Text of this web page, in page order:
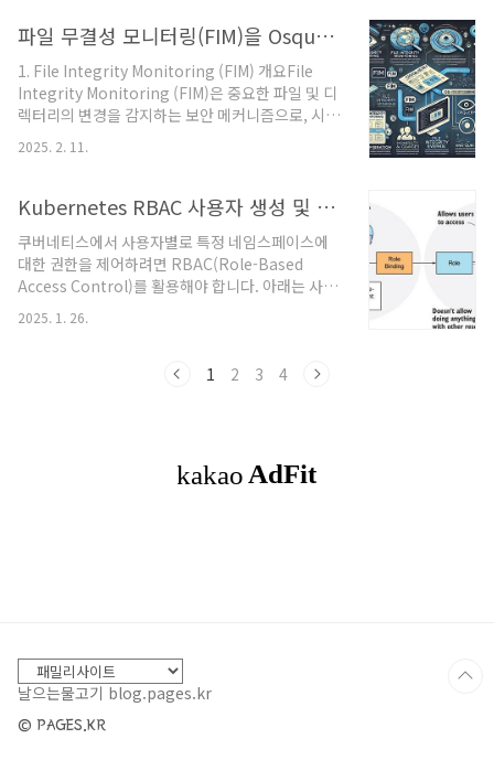
기록Binary Log (binlog)데이터 변경 사항을 기
록하여 복구 및 복제를 지원Relay Log레플리케이
션(slave) 서버에서 binlog를 받아 처리하는 로그
Audit LogMySQL Enterprise Edition에서 제공
하는 사용자 활동 감시 로그Performance
SchemaMySQL 서버 내부의 실행 통계를 수집하
파일 무결성 모니터링(FIM)을 Osquery 통해 완벽한 이벤트 탐지 활용
1. File Integrity Monitoring (FIM) 개요File
Integrity Monitoring (FIM)은 중요한 파일 및 디
렉터리의 변경을 감지하는 보안 메커니즘으로, 시스
활용됩니다. osquery는 다양한 운영 체제에서 FIM
트 수집 방식을 사용합니다.Linuxfile_events
(inotify 사용)process_file_events (Audit 사
용)Windowsntfs_journal_events (NTFS
Journaling 사용)macOSfile_events
(FSEvents 사용)2. osquery에서 FIM 활성화기본
적으로 FIM 기능은 비활성화되어 있으며, 다음 설
2025. 2. 11.
Kubernetes RBAC 사용자 생성 및 역할 기반 액세스 권한 제어
쿠버네티스에서 사용자별로 특정 네임스페이스에
대한 권한을 제어하려면 RBAC(Role-Based
Access Control)를 활용해야 합니다. 아래는 사용
입니다.1. 사용자 생성 및 인증서 발급쿠버네티스는
서를 통해 사용자를 식별합니다.# 사용자 개인 키 생
username.csr -subj "/CN=username"# CSR
을 쿠버네티스 CA로 서명하여 인증서 발급
2025. 1. 26.
1 2 3 4
날으는물고기 blog.pages.kr
© PAGES.KR